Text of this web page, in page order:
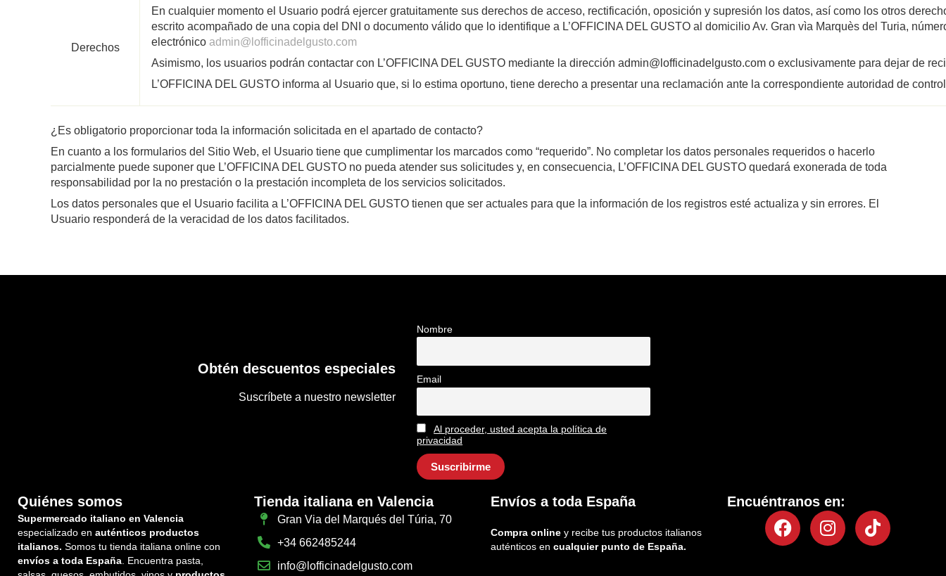
Derechos
En cualquier momento el Usuario podrá ejercer gratuitamente sus derechos de acceso, rectificación, oposición y supresión los datos, así como los otros
escrito acompañado de una copia del DNI o documento válido que lo identifique a L’OFFICINA DEL GUSTO al domicilio Av. Gran vìa Marquès del Turia,
electrónico admin@lofficinadelgusto.com
Asimismo, los usuarios podrán contactar con L’OFFICINA DEL GUSTO mediante la dirección admin@lofficinadelgusto.com o exclusivamente para dejar de
L’OFFICINA DEL GUSTO informa al Usuario que, si lo estima oportuno, tiene derecho a presentar una reclamación ante la correspondiente autoridad de
¿Es obligatorio proporcionar toda la información solicitada en el apartado de contacto?
En cuanto a los formularios del Sitio Web, el Usuario tiene que cumplimentar los marcados como “requerido”. No completar los datos personales requeridos o hacerlo
parcialmente puede suponer que L’OFFICINA DEL GUSTO no pueda atender sus solicitudes y, en consecuencia, L’OFFICINA DEL GUSTO quedará exonerada de toda
responsabilidad por la no prestación o la prestación incompleta de los servicios solicitados.
Los datos personales que el Usuario facilita a L’OFFICINA DEL GUSTO tienen que ser actuales para que la información de los registros esté actualiza y sin errores. El
Usuario responderá de la veracidad de los datos facilitados.
Obtén descuentos especiales
Suscríbete a nuestro newsletter
Nombre
Email
Al proceder, usted acepta la política de
privacidad
Quiénes somos
Supermercado italiano en Valencia
especializado en auténticos productos
italianos. Somos tu tienda italiana online con
envíos a toda España . Encuentra pasta,
Tienda italiana en Valencia
Gran Via del Marqués del Túria, 70
+34 662485244
info@lofficinadelgusto.com
Envíos a toda España
Compra online y recibe tus productos italianos
auténticos en cualquier punto de España.
Encuéntranos en:
FacebookInstagram
Tiktok